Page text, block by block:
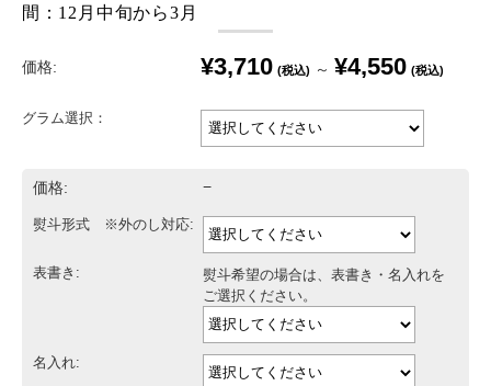
間：12月中旬から3月
価格: ¥3,710 (税込) ～ ¥4,550 (税込)
グラム選択：
価格: −
熨斗形式 ※外のし対応:
表書き:
熨斗希望の場合は、表書き・名入れを
ご選択ください。
名入れ: